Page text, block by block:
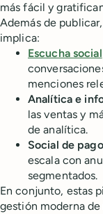
más fácil y
Además de
implica:
Escucha social
menciones
Analítica e
las ventas y
de analítica.
Social de
escala con
segmentados.
En conjunto, estas
gestión moderna de